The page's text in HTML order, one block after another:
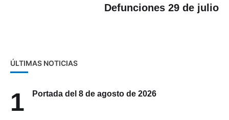
Defunciones 29 de julio
ÚLTIMAS NOTICIAS
1 Portada del 8 de agosto de 2026